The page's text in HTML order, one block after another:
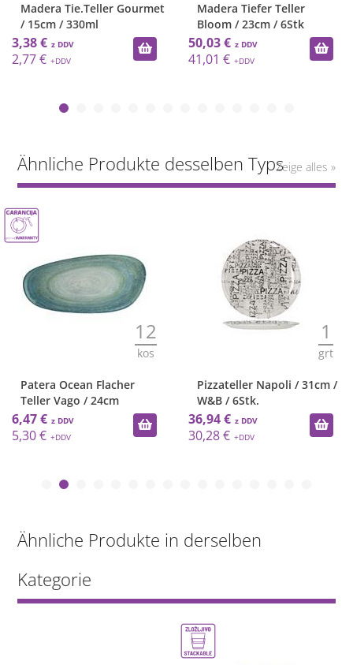
Madera Tie.Teller Gourmet
/ 15cm / 330ml
3,38 €
2,77 €
Madera Tiefer Teller
Bloom / 23cm / 6Stk
50,03 €
41,01 €
Ähnliche Produkte desselben TypsZeige alles »
12
kos
Patera Ocean Flacher
Teller Vago / 24cm
6,47 €
5,30 €
1
grt
Pizzateller Napoli / 31cm /
W&B / 6Stk.
36,94 €
30,28 €
Ähnliche Produkte in derselben
Kategorie